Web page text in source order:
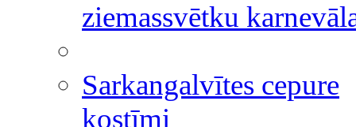
ziemassvētku
Sarkangalvītes cepure
kostīmi